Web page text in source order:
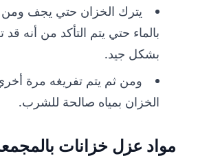
يترك الخزان حتي يجف ومن
بالماء حتي يتم التأكد من أنه قد
بشكل جيد.
ومن ثم يتم تفريغه مرة
الخزان بمياه صالحة للشرب.
مواد عزل خزانات